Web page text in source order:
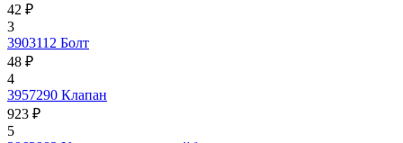
42 ₽
3
3903112 Болт
48 ₽
4
3957290 Клапан
923 ₽
5